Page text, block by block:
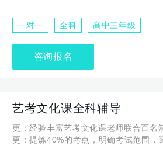
一对一 全科 高中三年级
咨询报名
艺考文化课全科辅导
更：经验丰富艺考文化课老师联合百名
更：提炼40%的考点，明确考试范围，